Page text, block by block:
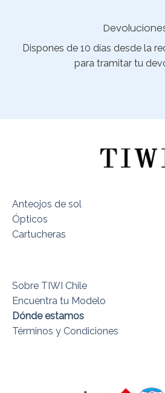
Dispones de 10 días desde la
para tramitar tu
Anteojos de sol
Ópticos
Cartucheras
Sobre TIWI Chile
Encuentra tu Modelo
Dónde estamos
Términos y Condiciones